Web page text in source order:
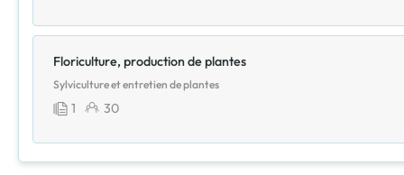
Floriculture, production de plantes
Sylviculture et entretien de plantes
1 30